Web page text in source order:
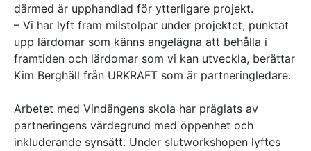
därmed är upphandlad för ytterligare projekt.
– Vi har lyft fram milstolpar under projektet, punktat
upp lärdomar som känns angelägna att behålla i
framtiden och lärdomar som vi kan utveckla, berättar
Kim Berghäll från URKRAFT som är partneringledare.
Arbetet med Vindängens skola har präglats av
partneringens värdegrund med öppenhet och
inkluderande synsätt. Under slutworkshopen lyftes